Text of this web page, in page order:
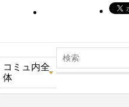
コミュ内全
体